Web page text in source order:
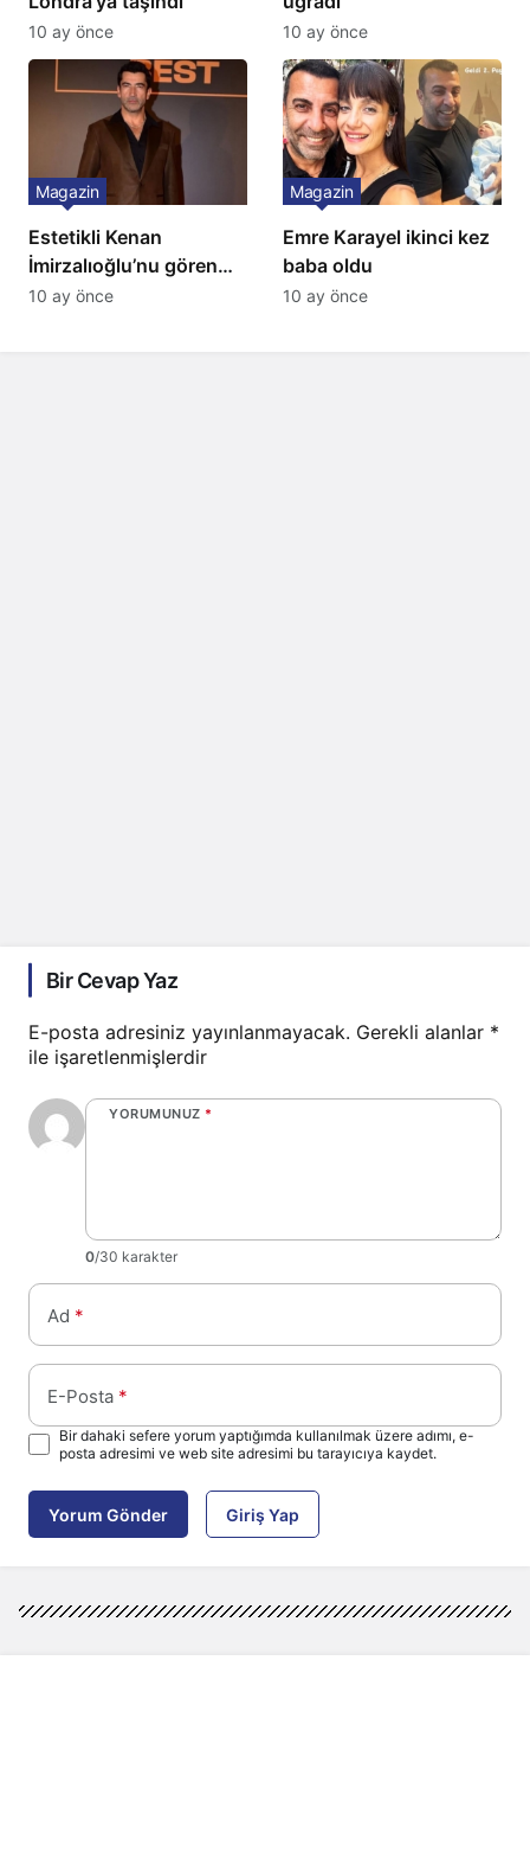
10 ay önce 10 ay önce
Estetikli Kenan
İmirzalıoğlu’nu gören
tanıyamıyor: Son hali
Magazin
10 ay önce
Emre Karayel ikinci kez
baba oldu
Magazin
10 ay önce
Bir Cevap Yaz
E-posta adresiniz yayınlanmayacak. Gerekli alanlar *
ile işaretlenmişlerdir
YORUMUNUZ *
0/30 karakter
Ad *
E-Posta *
Bir dahaki sefere yorum yaptığımda kullanılmak üzere adımı, e-
posta adresimi ve web site adresimi bu tarayıcıya kaydet.
Yorum Gönder Giriş Yap